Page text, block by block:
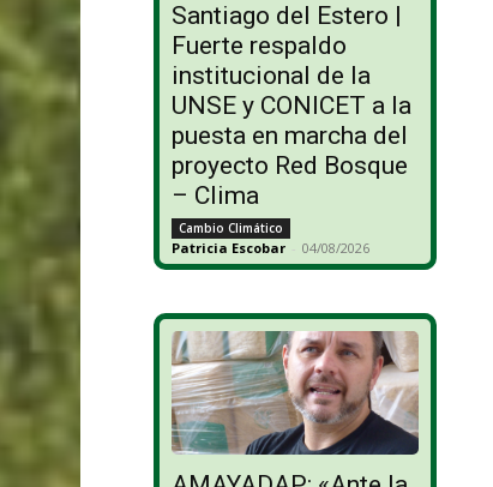
Santiago del Estero |
Fuerte respaldo
institucional de la
UNSE y CONICET a la
puesta en marcha del
proyecto Red Bosque
– Clima
Cambio Climático
Patricia Escobar - 04/08/2026